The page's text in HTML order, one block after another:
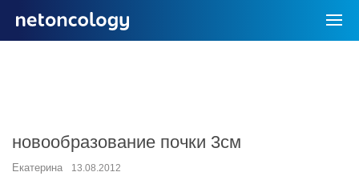
новообразование почки 3см
Екатерина 13.08.2012